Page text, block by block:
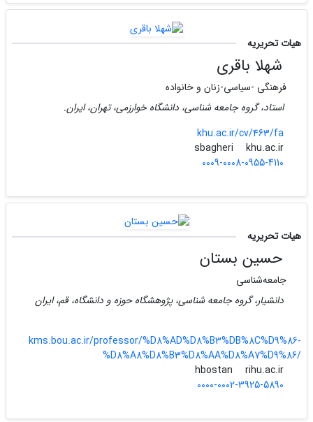
هیات تحریریه
شهلا باقری
فرهنگی -سیاسی-زنان و خانواده
استاد، گروه جامعه شناسی، دانشگاه خوارزمی، تهران، ایران.
khu.ac.ir/cv/463/fa
sbagheri
khu.ac.ir
0009-0008-0955-4110
هیات تحریریه
حسین بستان
جامعه‌شناسی
دانشیار، گروه جامعه شناسی، پژوهشگاه حوزه و دانشگاه، قم، ایران
kms.bou.ac.ir/professor/%D8%AD%D8%B3%DB%8C%D9%86-
%D8%A8%D8%B3%D8%AA%D8%A7%D9%86/
hbostan
rihu.ac.ir
0000-0002-3925-5890